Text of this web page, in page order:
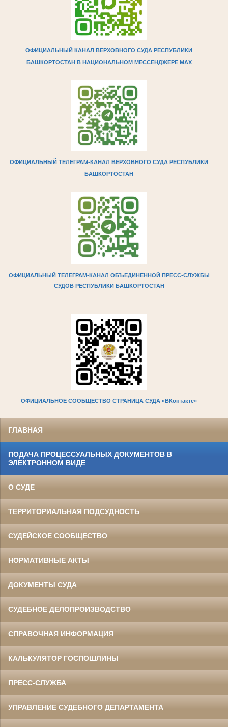
ОФИЦИАЛЬНЫЙ КАНАЛ ВЕРХОВНОГО СУДА РЕСПУБЛИКИ
БАШКОРТОСТАН В НАЦИОНАЛЬНОМ МЕССЕНДЖЕРЕ МAX
ОФИЦИАЛЬНЫЙ ТЕЛЕГРАМ-КАНАЛ ВЕРХОВНОГО СУДА РЕСПУБЛИКИ
БАШКОРТОСТАН
ОФИЦИАЛЬНЫЙ ТЕЛЕГРАМ-КАНАЛ ОБЪЕДИНЕННОЙ ПРЕСС-СЛУЖБЫ
СУДОВ РЕСПУБЛИКИ БАШКОРТОСТАН
ОФИЦИАЛЬНОЕ СООБЩЕСТВО СТРАНИЦА СУДА «ВКонтакте»
ГЛАВНАЯ
ПОДАЧА ПРОЦЕССУАЛЬНЫХ ДОКУМЕНТОВ В
ЭЛЕКТРОННОМ ВИДЕ
О СУДЕ
ТЕРРИТОРИАЛЬНАЯ ПОДСУДНОСТЬ
СУДЕЙСКОЕ СООБЩЕСТВО
НОРМАТИВНЫЕ АКТЫ
ДОКУМЕНТЫ СУДА
СУДЕБНОЕ ДЕЛОПРОИЗВОДСТВО
СПРАВОЧНАЯ ИНФОРМАЦИЯ
КАЛЬКУЛЯТОР ГОСПОШЛИНЫ
ПРЕСС-СЛУЖБА
УПРАВЛЕНИЕ СУДЕБНОГО ДЕПАРТАМЕНТА